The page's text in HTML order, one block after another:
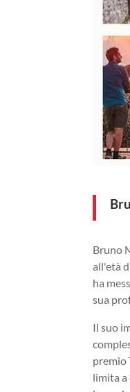
Bruno
all'età
ha
sua
Il suo
premio
limita a